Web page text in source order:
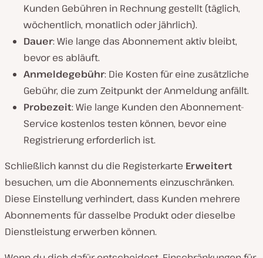
Kunden Gebühren in Rechnung gestellt (täglich,
wöchentlich, monatlich oder jährlich).
Dauer: Wie lange das Abonnement aktiv bleibt,
bevor es abläuft.
Anmeldegebühr: Die Kosten für eine zusätzliche
Gebühr, die zum Zeitpunkt der Anmeldung anfällt.
Probezeit: Wie lange Kunden den Abonnement-
Service kostenlos testen können, bevor eine
Registrierung erforderlich ist.
Schließlich kannst du die Registerkarte Erweitert
besuchen, um die Abonnements einzuschränken.
Diese Einstellung verhindert, dass Kunden mehrere
Abonnements für dasselbe Produkt oder dieselbe
Dienstleistung erwerben können.